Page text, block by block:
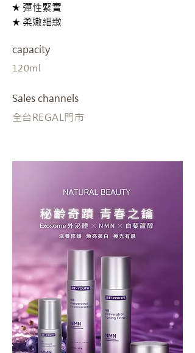
★ 彈性緊實
★ 柔嫩細緻
capacity
120ml
Sales channels
全台REGAL門市